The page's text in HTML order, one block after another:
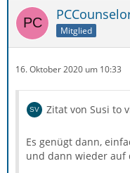
Mitglied
16. Oktober 2020 um 10:33
Zitat von Susi to
Es genügt dann,
und dann wieder auf